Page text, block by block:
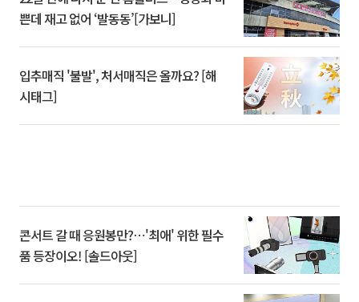
쁜데 재고 없어 ‘발동동’[가보니]
입추매직 '불발', 처서매직은 올까요? [해
시태그]
콘서트 갈 때 응원봉만?⋯'최애' 위한 필수
품 등장이오! [솔드아웃]